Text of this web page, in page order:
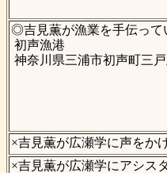
◎吉見薫が漁業を手伝って
初声漁港
神奈川県三浦市初声町三
×吉見薫が広瀬学に声をか
×吉見薫が広瀬学にアシス